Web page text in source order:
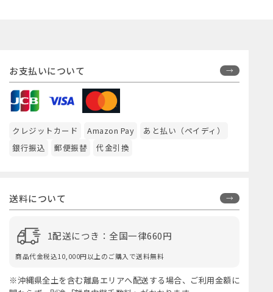
お支払いについて
クレジットカード Amazon Pay
あと払い（ペイディ）
銀行振込
郵便振替 代金引換
送料について
1配送につき：全国一律660円
商品代金税込10,000円以上のご購入で送料無料
※沖縄県全土を含む離島エリアへ配送する場合、ご利用金額に